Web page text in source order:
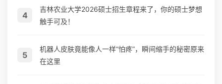
4
吉林农业大学2026硕士招生章程来了，你的硕士梦想
触手可及！
5
机器人皮肤竟能像人一样“怕疼”，瞬间缩手的秘密原来
在这里